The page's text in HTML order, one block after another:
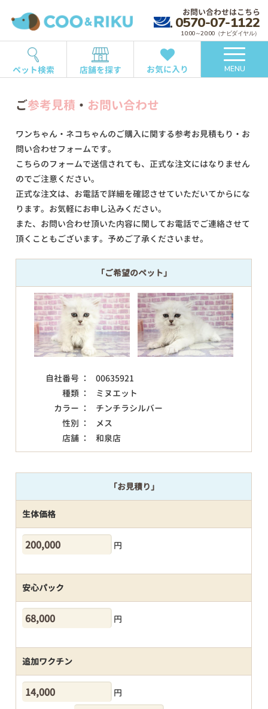
お問い合わせはこちら
0570-07-1122
10:00～20:00（ナビダイヤル）
ペット検索 店舗を探す お気に入り MENU
ご参考見積 ・ お問い合わせ
ワンちゃん・ネコちゃんのご購入に関する参考お見積もり・お
問い合わせフォームです。
こちらのフォームで送信されても、正式な注文にはなりません
のでご注意ください。
正式な注文は、お電話で詳細を確認させていただいてからにな
ります。お気軽にお申し込みください。
また、お問い合わせ頂いた内容に関してお電話でご連絡させて
頂くこともございます。予めご了承くださいませ。
「ご希望のペット」
自社番号 ：
00635921
種類 ：
ミヌエット
カラー ：
チンチラシルバー
性別 ：
メス
店舗 ：
和泉店
「お見積り」
生体価格
円
安心パック
円
追加ワクチン
円